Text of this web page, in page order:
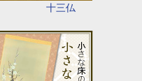
十三仏